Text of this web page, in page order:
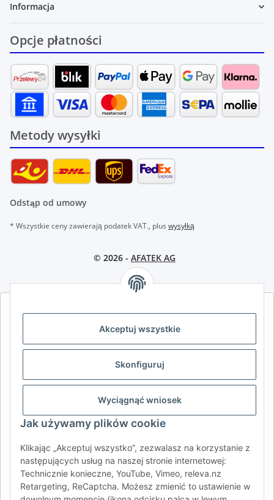
Akceptuj wszystkie
Skonfiguruj
Wyciągnąć wniosek
Jak używamy plików cookie
Klikając „Akceptuj wszystko”, zezwalasz na korzystanie z
następujących usług na naszej stronie internetowej:
Technicznie konieczne, YouTube, Vimeo, releva.nz
Retargeting, ReCaptcha. Możesz zmienić to ustawienie w
Informacja
Opcje płatności
Metody wysyłki
Odstąp od umowy
* Wszystkie ceny zawierają podatek VAT., plus wysyłką
© 2026 - AFATEK AG
AFATEK INTERNATIONAL – WYBIERZ REGION I JĘZYK | SELECT
DE AT CH (DE) CH (FR)
BE (NL) BE (FR)
SE FI
RO HR